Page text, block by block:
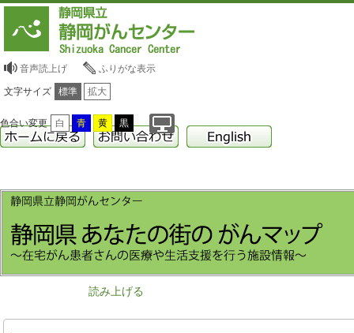
音声読上げ ふりがな表示
文字サイズ 標準 拡大
色合い変更 白 青 黄 黒
読み上げる